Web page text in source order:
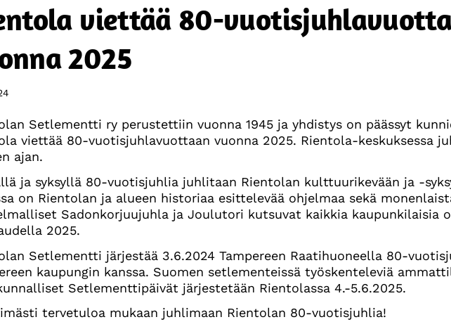
viettää 80-
2025
Setlementti ry perustettiin vuonna 1945 ja yhdistys on päässyt
viettää 80-vuotisjuhlavuottaan vuonna 2025. Rientola-keskuksessa
ajan.
ja syksyllä 80-vuotisjuhlia juhlitaan Rientolan kulttuurikevään ja -
on Rientolan ja alueen historiaa esittelevää ohjelmaa sekä
Sadonkorjuujuhla ja Joulutori kutsuvat kaikkia kaupunkilaisia
2025.
Setlementti järjestää 3.6.2024 Tampereen Raatihuoneella 80-
kaupungin kanssa. Suomen setlementeissä työskenteleviä
Setlementtipäivät järjestetään Rientolassa 4.-5.6.2025.
tervetuloa mukaan juhlimaan Rientolan 80-vuotisjuhlia!